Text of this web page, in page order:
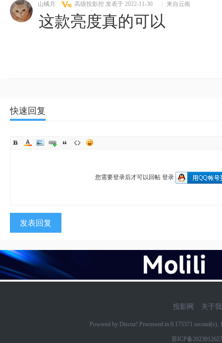
山橘月 高级投影控 发表于 2022-11-30 来自云南
这款亮度真的可以
快速回复
您需要登录后才可以回帖 登录
发表回复
投影网 关于
Powered by Discuz! Processed in 0.175371
苏ICP备